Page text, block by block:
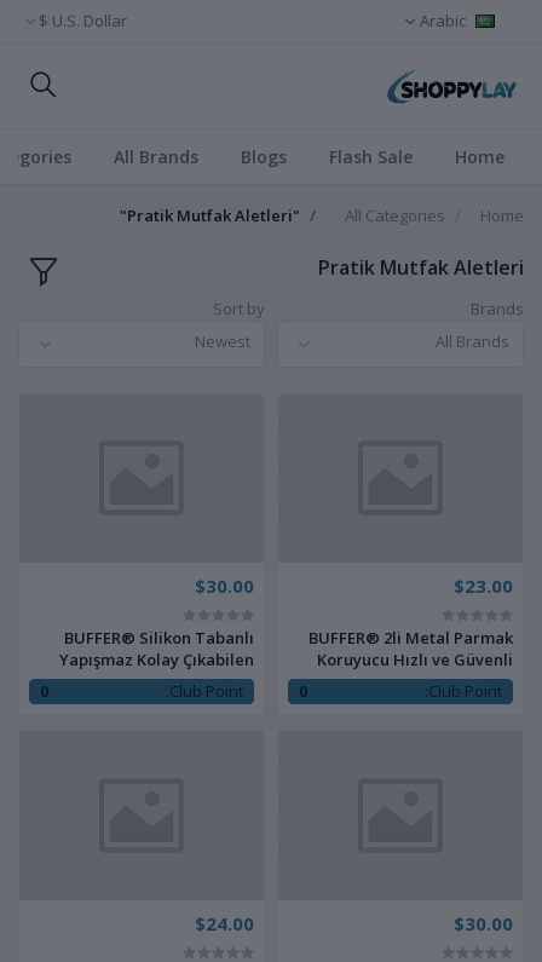
Arabic
U.S. Dollar $
Home
Flash Sale
Blogs
All Brands
Home
All Categories
"Pratik Mutfak Aletleri"
Pratik Mutfak Aletleri
Brands
All Brands
Sort by
Newest
$23.00
BUFFER® 2li Metal Parmak
Koruyucu Hızlı ve Güvenli
Kesme Paslanmaz Çelik
Koruyucu Aparat
Club Point:
0
$30.00
BUFFER® Silikon Tabanlı
Yapışmaz Kolay Çıkabilen
12Li Buz Kalıbı
Club Point:
0
$30.00
$24.00